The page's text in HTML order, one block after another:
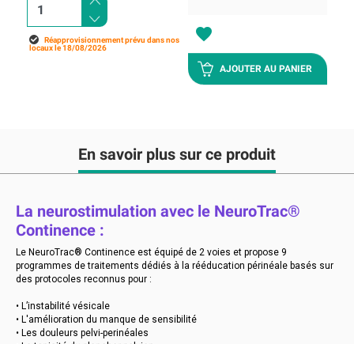
Réapprovisionnement prévu dans nos
locaux le 18/08/2026
favorite
AJOUTER AU PANIER
En savoir plus sur ce produit
La neurostimulation avec le NeuroTrac®
Continence :
Le NeuroTrac® Continence est équipé de 2 voies et propose 9
programmes de traitements dédiés à la rééducation périnéale basés sur
des protocoles reconnus pour :
• L’instabilité vésicale
• L'amélioration du manque de sensibilité
• Les douleurs pelvi-perinéales